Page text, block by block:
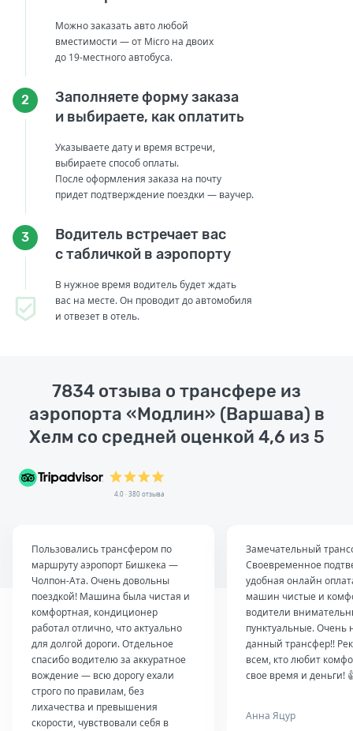
Можно заказать авто любой
вместимости — от Micro на двоих
до 19-местного автобуса.
2
Заполняете форму заказа
и выбираете, как оплатить
Указываете дату и время встречи,
выбираете способ оплаты.
После оформления заказа на почту
придет подтверждение поездки — ваучер.
3
Водитель встречает вас
с табличкой в аэропорту
В нужное время водитель будет ждать
вас на месте. Он проводит до автомобиля
и отвезет в отель.
7834 отзыва о трансфере из
аэропорта «Модлин» (Варшава) в
Хелм со средней оценкой 4,6 из 5
4.0 · 380 отзыва
Пользовались трансфером по
маршруту аэропорт Бишкека —
Чолпон-Ата. Очень довольны
поездкой! Машина была чистая и
комфортная, кондиционер
работал отлично, что актуально
для долгой дороги. Отдельное
спасибо водителю за аккуратное
вождение — всю дорогу ехали
строго по правилам, без
лихачества и превышения
скорости, чувствовали себя в
Замечательный
Своевременное
удобная онлайн
машин чистые и
водители
пунктуальные. Очень
данный трансфер!!
всем, кто любит
свое время и деньги!
Анна Яцур